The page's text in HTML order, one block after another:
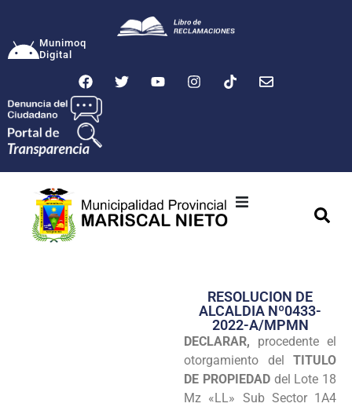
Munimoq
Digital
Transparencia
Seguridad
Programas
RESOLUCION DE
ALCALDIA Nº0433-
2022-A/MPMN
DECLARAR, procedente el
otorgamiento del TITULO
DE PROPIEDAD del Lote 18
Mz «LL» Sub Sector 1A4